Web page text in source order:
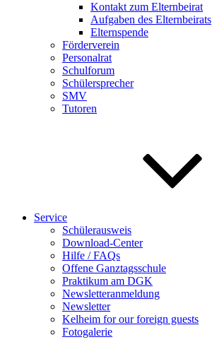
Kontakt zum Elternbeirat
Aufgaben des Elternbeirats
Elternspende
Förderverein
Personalrat
Schulforum
Schülersprecher
SMV
Tutoren
Service
Schülerausweis
Download-Center
Hilfe / FAQs
Offene Ganztagsschule
Praktikum am DGK
Newsletteranmeldung
Newsletter
Kelheim for our foreign guests
Fotogalerie